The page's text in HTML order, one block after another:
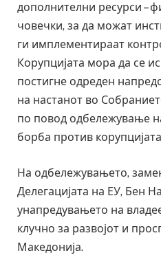
дополнителни ресурси –
човечки, за да можат
ги имплементираат
Корупцијата мора да се
постигне одреден
на настанот во
по повод одбележување
борба против
На одбележувањето,
Делегацијата на ЕУ, Бен
унапредувањето на
клучно за развојот и
Македонија.